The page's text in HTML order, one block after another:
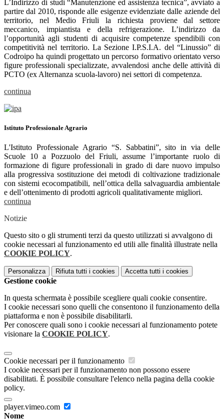
L’Indirizzo di studi “Manutenzione ed assistenza tecnica”, avviato a
partire dal 2010, risponde alle esigenze evidenziate dalle aziende del
territorio, nel Medio Friuli la richiesta proviene dal settore
meccanico, impiantista e della refrigerazione. L’indirizzo da
l’opportunità agli studenti di acquisire competenze spendibili con
competitività nel territorio. La Sezione I.P.S.I.A. del “Linussio” di
Codroipo ha quindi progettato un percorso formativo orientato verso
figure professionali specializzate, avvalendosi anche delle attività di
PCTO (ex Alternanza scuola-lavoro) nei settori di competenza.
continua
Istituto Professionale Agrario
L'Istituto Professionale Agrario “S. Sabbatini”, sito in via delle
Scuole 10 a Pozzuolo del Friuli, assume l’importante ruolo di
formazione di figure professionali in grado di dare nuovo impulso
alla progressiva sostituzione dei metodi di coltivazione tradizionale
con sistemi ecocompatibili, nell’ottica della salvaguardia ambientale
e dell’ottenimento di prodotti agricoli qualitativamente migliori.
continua
Notizie
Questo sito o gli strumenti terzi da questo utilizzati si avvalgono di
cookie necessari al funzionamento ed utili alle finalità illustrate nella
COOKIE POLICY.
Personalizza Rifiuta tutti i cookies Accetta tutti i cookies
Gestione cookie
In questa schermata è possibile scegliere quali cookie consentire.
I cookie necessari sono quelli che consentono il funzionamento della
piattaforma e non è possibile disabilitarli.
Per conoscere quali sono i cookie necessari al funzionamento potete
visionare la COOKIE POLICY.
Cookie necessari per il funzionamento
I cookie necessari per il funzionamento non possono essere
disabilitati. È possibile consultare l'elenco nella pagina della cookie
policy.
player.vimeo.com
Nome